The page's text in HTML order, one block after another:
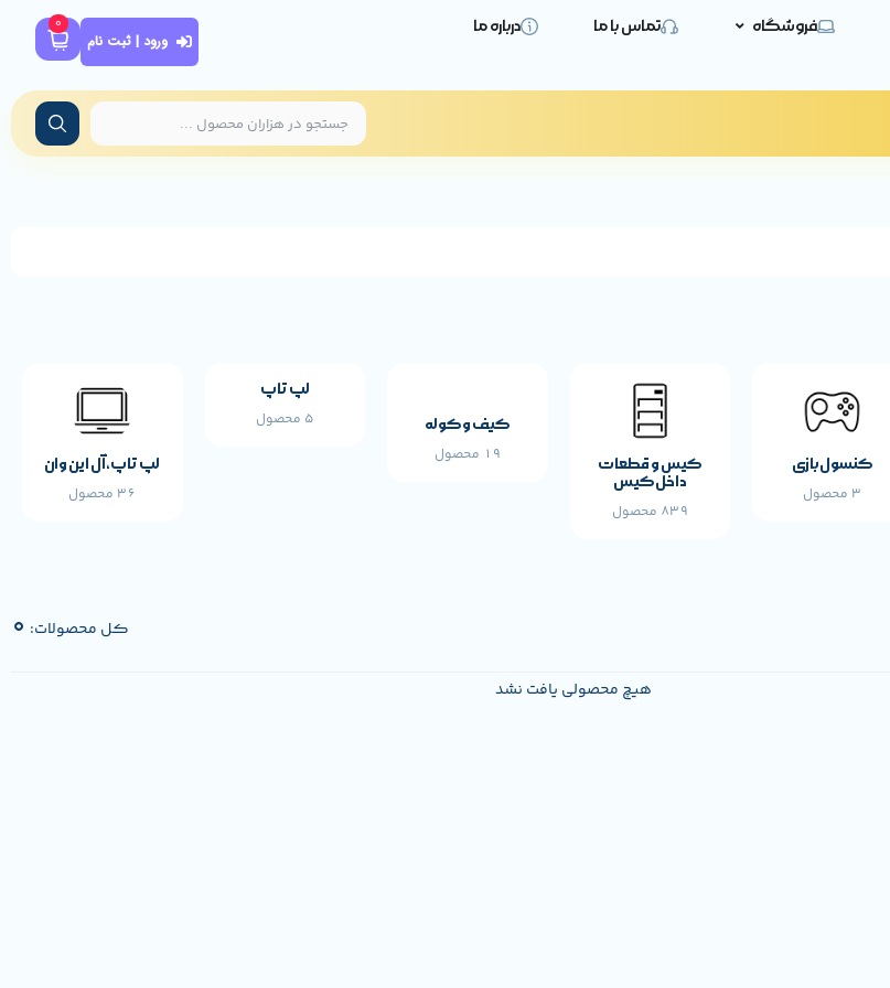
فروشگاه تماس با ما درباره ما
ورود | ثبت نام
0
کنسول بازی
3 محصول
کیس و قطعات
داخل کیس
839 محصول
کیف و کوله
19 محصول
لپ تاپ
5 محصول
لپ تاپ،آل این وان
36 محصول
کل محصولات: 0
هیچ محصولی یافت نشد